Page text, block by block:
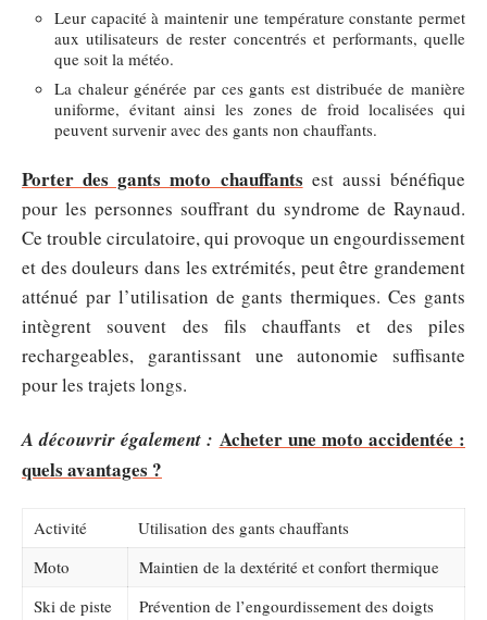
Leur capacité à maintenir une température constante permet
aux utilisateurs de rester concentrés et performants, quelle
que soit la météo.
La chaleur générée par ces gants est distribuée de manière
uniforme, évitant ainsi les zones de froid localisées qui
peuvent survenir avec des gants non chauffants.
Porter des gants moto chauffants est aussi bénéfique
pour les personnes souffrant du syndrome de Raynaud.
Ce trouble circulatoire, qui provoque un engourdissement
et des douleurs dans les extrémités, peut être grandement
atténué par l’utilisation de gants thermiques. Ces gants
intègrent souvent des fils chauffants et des piles
rechargeables, garantissant une autonomie suffisante
pour les trajets longs.
A découvrir également : Acheter une moto accidentée :
quels avantages ?
Activité
Utilisation des gants chauffants
Moto
Maintien de la dextérité et confort thermique
Ski de piste
Prévention de l’engourdissement des doigts